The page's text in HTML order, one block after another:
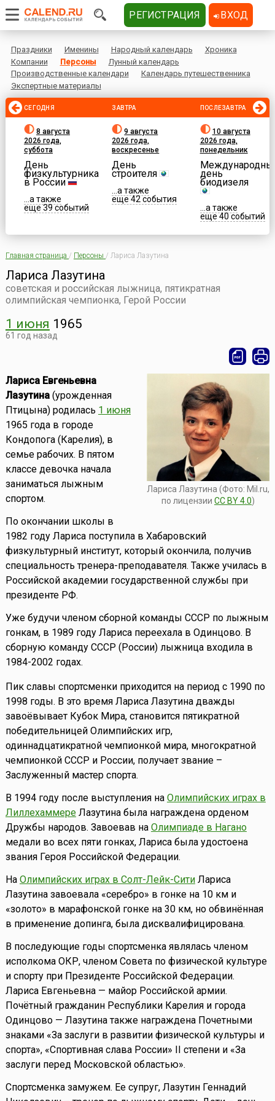
Праздники Именины Народный календарь
Хроника
Компании
Персоны
Лунный календарь
Производственные календари
Календарь путешественника
Экспертные материалы
СЕГОДНЯ
8 августа
2026 года,
суббота
День
физкультурника
в России
...а также
еще 39 событий
ЗАВТРА
9 августа
2026 года,
воскресенье
День
строителя
...а также
еще 42 события
ПОСЛЕЗАВТРА
10 августа
2026 года,
понедельник
день
биодизеля
...а также
еще 40 событий
Главная страница / Персоны / Лариса Лазутина
Лариса Лазутина
советская и российская лыжница, пятикратная
олимпийская чемпионка, Герой России
1 июня 1965
61 год назад
Лариса Лазутина (Фото: Mil.ru,
по лицензииCC BY 4.0)
Лариса Евгеньевна
Лазутина(урожденная
Птицына) родилась 1 июня
1965 года в городе
Кондопога (Карелия), в
семье рабочих. В пятом
классе девочка начала
заниматься лыжным
спортом.
По окончании школы в
1982 году Лариса поступила в Хабаровский
физкультурный институт, который окончила, получив
специальность тренера-преподавателя. Также училась в
Российской академии государственной службы при
президенте РФ.
Уже будучи членом сборной команды СССР по лыжным
гонкам, в 1989 году Лариса переехала в Одинцово. В
сборную команду СССР (России) лыжница входила в
1984-2002 годах.
Пик славы спортсменки приходится на период с 1990 по
1998 годы. В это время Лариса Лазутина дважды
завоёвывает Кубок Мира, становится пятикратной
победительницей Олимпийских игр,
одиннадцатикратной чемпионкой мира, многократной
чемпионкой СССР и России, получает звание –
Заслуженный мастер спорта.
В 1994 году после выступления на Олимпийских играх в
ЛиллехаммереЛазутина была награждена орденом
Дружбы народов. Завоевав на Олимпиаде в Нагано
медали во всех пяти гонках, Лариса была удостоена
звания Героя Российской Федерации.
На Олимпийских играх в Солт-Лейк-СитиЛариса
Лазутина завоевала «серебро» в гонке на 10 км и
«золото» в марафонской гонке на 30 км, но обвинённая
в применение допинга, была дисквалифицирована.
В последующие годы спортсменка являлась членом
исполкома ОКР, членом Совета по физической культуре
и спорту при Президенте Российской Федерации.
Лариса Евгеньевна — майор Российской армии.
Почётный гражданин Республики Карелия и города
Одинцово — Лазутина также награждена Почетными
знаками «За заслуги в развитии физической культуры и
спорта», «Спортивная слава России» II степени и «За
заслуги перед Московской областью».
Спортсменка замужем. Ее супруг, Лазутин Геннадий
РЕГИСТРАЦИЯ ВХОД